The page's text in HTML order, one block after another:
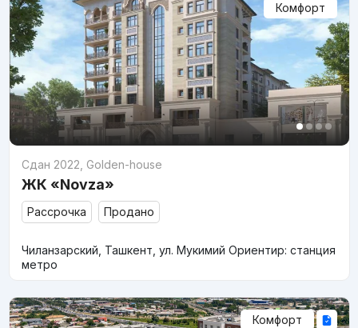
Комфорт
Сдан 2022 Golden-house
ЖК «Novza»
Рассрочка Продано
Чиланзарский, Ташкент, ул. Мукимий Ориентир: станция
метро
Комфорт